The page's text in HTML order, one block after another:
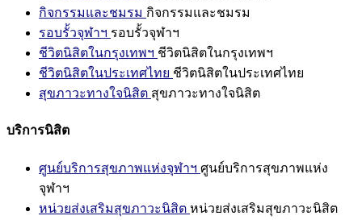
กิจกรรมและชมรม กิจกรรมและชมรม
รอบรั้วจุฬาฯ รอบรั้วจุฬาฯ
ชีวิตนิสิตในกรุงเทพฯ ชีวิตนิสิตในกรุงเทพฯ
ชีวิตนิสิตในประเทศไทย ชีวิตนิสิตในประเทศไทย
สุขภาวะทางใจนิสิต สุขภาวะทางใจนิสิต
บริการนิสิต
ศูนย์บริการสุขภาพแห่งจุฬาฯ ศูนย์บริการสุขภาพแห่ง
จุฬาฯ
หน่วยส่งเสริมสุขภาวะนิสิต หน่วยส่งเสริมสุขภาวะนิสิต